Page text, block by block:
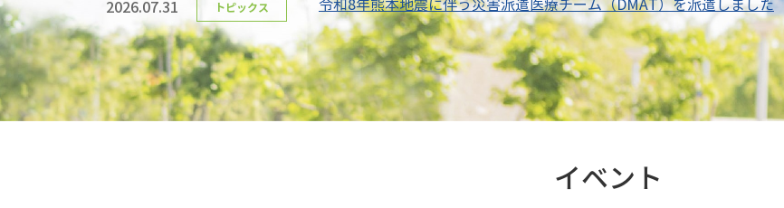
2026.07.31 トピックス 令和8年熊本地震に伴う災害派遣医療チーム（DMAT）を派遣しました
イベント